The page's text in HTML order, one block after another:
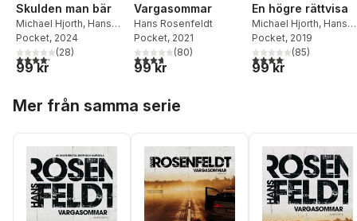
Skulden man bär
Michael Hjorth, Hans
Rosenfeldt
Pocket, 2024
4,2utav 5 stjärnor. Totalt antal röster:
(28)
99 kr
Vargasommar
Hans Rosenfeldt
Pocket, 2021
3,7utav 5 stjärnor. Totalt antal röster:
(80)
99 kr
En högre rättvisa
Michael Hjorth, Hans
Rosenfeldt
Pocket, 2019
4,1utav 5 stjärnor.
(85)
99 kr
Mer från samma serie